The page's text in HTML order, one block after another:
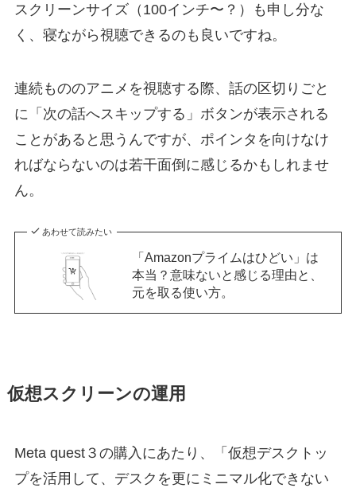
スクリーンサイズ（100インチ〜？）も申し分な
く、寝ながら視聴できるのも良いですね。
連続もののアニメを視聴する際、話の区切りごと
に「次の話へスキップする」ボタンが表示される
ことがあると思うんですが、ポインタを向けなけ
ればならないのは若干面倒に感じるかもしれませ
ん。
あわせて読みたい
「Amazonプライムはひどい」は
本当？意味ないと感じる理由と、
元を取る使い方。
仮想スクリーンの運用
Meta quest３の購入にあたり、「仮想デスクトッ
プを活用して、デスクを更にミニマル化できない